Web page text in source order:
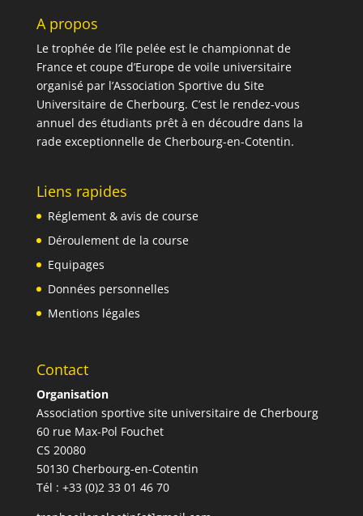
A propos
Le trophée de l’île pelée est le championnat de
France et coupe d’Europe de voile universitaire
organisé par l’Association Sportive du Site
Universitaire de Cherbourg. C’est le rendez-vous
annuel des étudiants prêt à en découdre dans la
rade exceptionnelle de Cherbourg-en-Cotentin.
Liens rapides
Réglement & avis de course
Déroulement de la course
Equipages
Données personnelles
Mentions légales
Contact
Organisation
Association sportive site universitaire de Cherbourg
60 rue Max-Pol Fouchet
CS 20080
50130 Cherbourg-en-Cotentin
Tél : +33 (0)2 33 01 46 70